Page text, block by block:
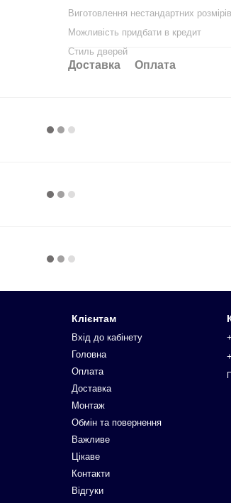
Виготовлення нестандартних розмірів
Можливість придбати в кредит
Стиль дверей
Доставка Оплата
Клієнтам
Вхід до кабінету
Головна
Оплата
Доставка
Монтаж
Обмін та повернення
Важливе
Цікаве
Контакти
Відгуки